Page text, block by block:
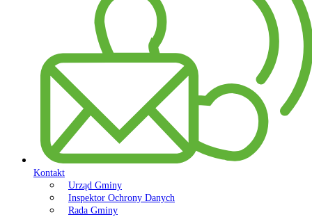
Kontakt
Urząd Gminy
Inspektor Ochrony Danych
Rada Gminy